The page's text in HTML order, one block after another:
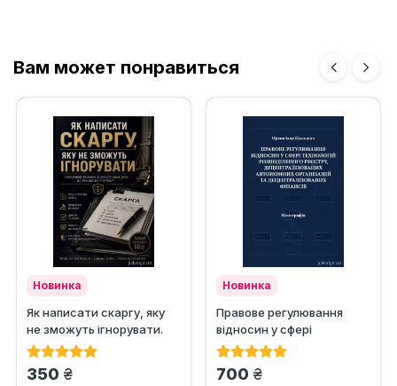
Вам может понравиться
Новинка
Як написати скаргу, яку
не зможуть ігнорувати.
Практичний посібник із...
350 грн.
Новинка
Правове регулювання
відносин у сфері
технологій розподіленого
700 грн.